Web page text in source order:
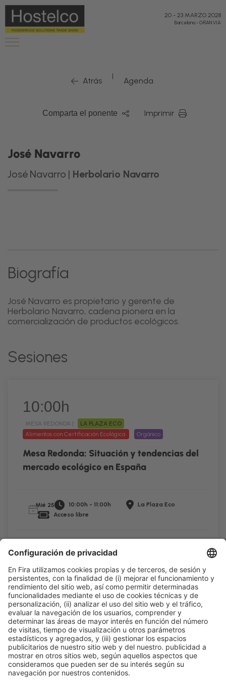
20 - 23 MARZO 2028
Barcelona-GRAN VIA
Atrás | Agenda
Comparta el ponente Imprimir
José Navarro
José Navarro | Herbolario Navarro
Biografía
José Navarro es propietario y gerente de
Herbolario Navarro, cadena pionera en la
comercialización de productos ecológicos.
Sesiones
10:00h
MESA REDONDA |
LA PLAZA ECO
Alimentos con Certificación Ecológica
Orgánico
Mesa Redonda: Situación y tendencias del
mercado ecológico en España
Mié 25 10:00h - 11:00h
La Plaza Eco
Acceso libre
Información generalAviso legalPolítica de privacidad